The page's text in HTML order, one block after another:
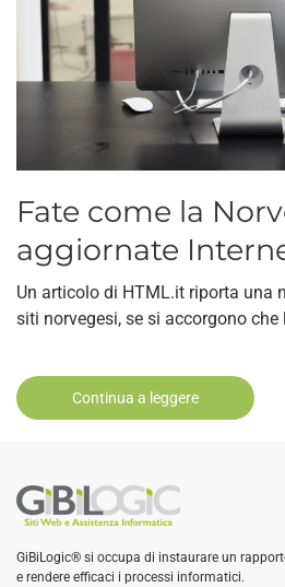
Fate come la
aggiornate
Un articolo di HTML.it riporta una
siti norvegesi, se si accorgono che
Continua a leggere
GiBiLogic® si occupa di instaurare un
e rendere efficaci i processi informatici.